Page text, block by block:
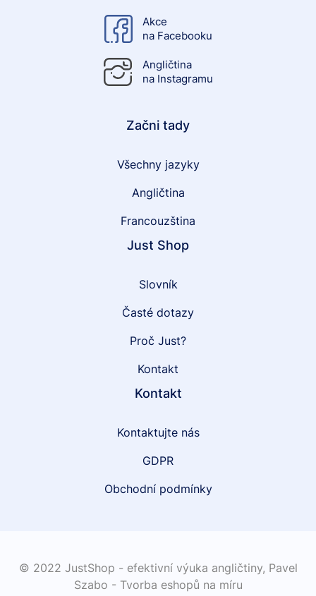
Akce
na Facebooku
Angličtina
na Instagramu
Začni tady
Všechny jazyky
Angličtina
Francouzština
Just Shop
Slovník
Časté dotazy
Proč Just?
Kontakt
Kontakt
Kontaktujte nás
GDPR
Obchodní podmínky
© 2022 JustShop - efektivní výuka angličtiny, Pavel
Szabo - Tvorba eshopů na míru